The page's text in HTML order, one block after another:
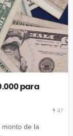
para
47
de la